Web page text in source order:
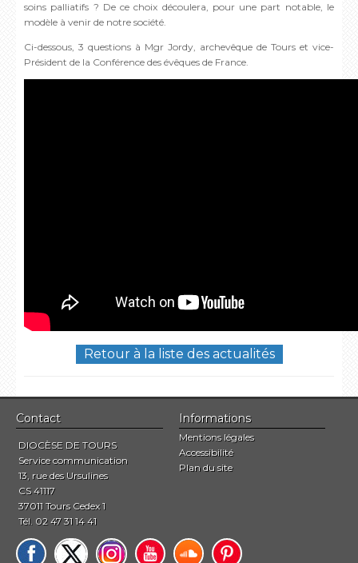
soins palliatifs ? De ce choix découlera, pour une part notable, le
modèle à venir de notre société.
Ci-dessous, 3 questions à Mgr Jordy, archevêque de Tours et vice-
Président de la Conférence des évêques de France.
Retour à la liste des actualités
Contact
DIOCÈSE DE TOURS
Service communication
13, rue des Ursulines
CS 41117
37011 Tours Cedex 1
Tél. 02 47 31 14 41
Informations
Mentions légales
Accessibilité
Plan du site